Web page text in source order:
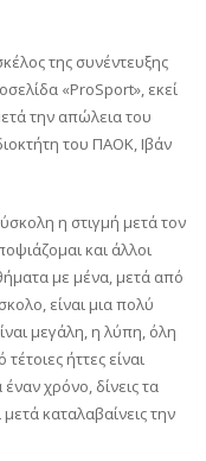
της συνέντευξης
«ProSport», εκεί
την απώλεια του
του ΠΑΟΚ, Ιβάν
η στιγμή μετά τον
και άλλοι
με μένα, μετά από
είναι μια πολύ
μεγάλη, η λύπη, όλη
ήττες είναι
έναν χρόνο, δίνεις τα
καταλαβαίνεις την